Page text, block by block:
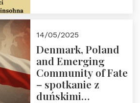
14/05/2025
Denmark, Poland
and Emerging
Community of Fate
– spotkanie z
duńskimi